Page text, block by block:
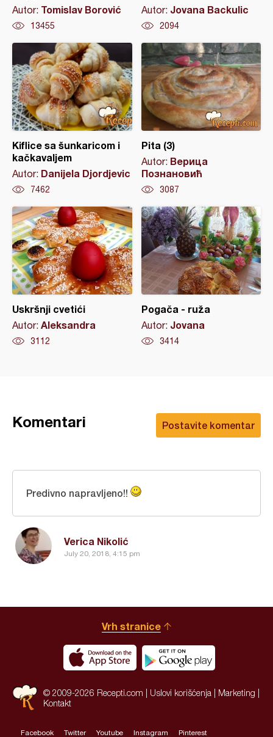
Autor: Tomislav Borović
13455
Autor: Jovana Backulic
2094
Kiflice sa šunkaricom i
kačkavaljem
Autor: Danijela Djordjevic
7462
Pita (3)
Autor: Верица
Познановић
3087
Uskršnji cvetići
Autor: Aleksandra
3112
Pogača - ruža
Autor: Jovana
3414
Postavite komentar
Komentari
Verica Nikolić
July 20, 2018, 4:15 pm
Predivno napravljeno!!
Vrh stranice
© 2009-2026 Recepti.com | Uslovi korišćenja Marketing
Kontakt
Facebook Twitter Youtube Instagram Pinterest